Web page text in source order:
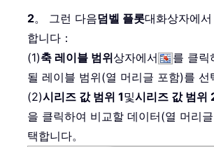
2。 그런 다음덤벨 플롯대화상자에
합니다：
(1)축 레이블 범위상자에서
를 클릭
될 레이블 범위(열 머리글 포함)를 선
(2)시리즈 값 범위 1및시리즈 값 범위
을 클릭하여 비교할 데이터(열 머리
택합니다。